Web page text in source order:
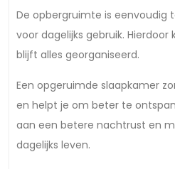
De opbergruimte is eenvoudig
voor dagelijks gebruik. Hierdoor
blijft alles georganiseerd.
Een opgeruimde slaapkamer
en helpt je om beter te
aan een betere nachtrust en
dagelijks leven.